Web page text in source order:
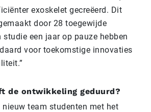
exoskelet gecreëerd. Dit
door 28 toegewijde
een jaar op pauze hebben
voor toekomstige innovaties
de ontwikkeling geduurd?
nieuw team studenten met het